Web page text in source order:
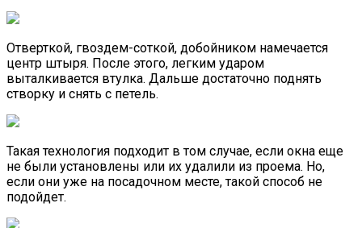
Отверткой, гвоздем-соткой, добойником намечается
центр штыря. После этого, легким ударом
выталкивается втулка. Дальше достаточно поднять
створку и снять с петель.
Такая технология подходит в том случае, если окна еще
не были установлены или их удалили из проема. Но,
если они уже на посадочном месте, такой способ не
подойдет.